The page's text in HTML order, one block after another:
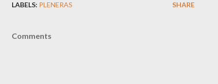
LABELS: PLENERAS SHARE
Comments